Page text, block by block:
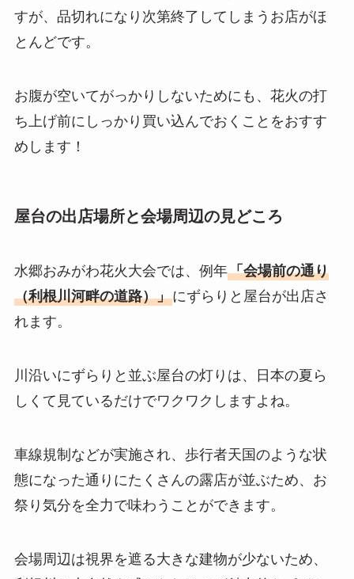
すが、品切れになり次第終了してしまうお店がほ
とんどです。
お腹が空いてがっかりしないためにも、花火の打
ち上げ前にしっかり買い込んでおくことをおすす
めします！
屋台の出店場所と会場周辺の見どころ
水郷おみがわ花火大会では、例年「会場前の通り
（利根川河畔の道路）」にずらりと屋台が出店さ
れます。
川沿いにずらりと並ぶ屋台の灯りは、日本の夏ら
しくて見ているだけでワクワクしますよね。
車線規制などが実施され、歩行者天国のような状
態になった通りにたくさんの露店が並ぶため、お
祭り気分を全力で味わうことができます。
会場周辺は視界を遮る大きな建物が少ないため、